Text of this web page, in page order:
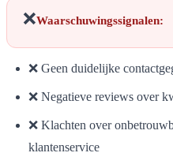
❌Waarschuwingssignalen:
❌ Geen duidelijke
❌ Negatieve reviews over
❌ Klachten over
klantenservice